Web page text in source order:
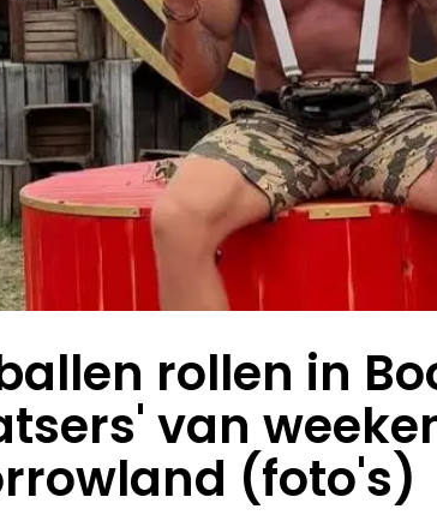
rollen in
van
(foto's)